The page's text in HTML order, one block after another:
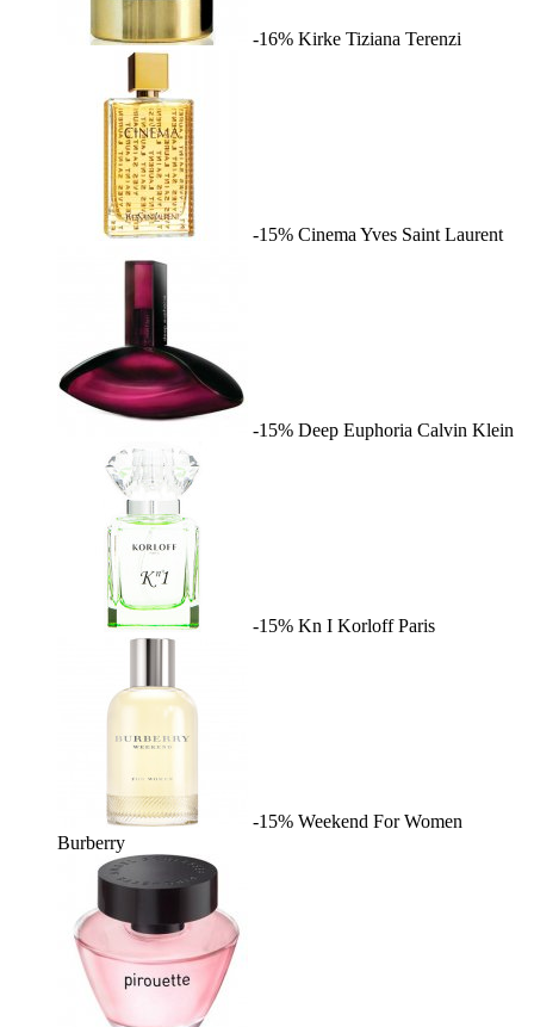
-16% Kirke Tiziana Terenzi
-15% Cinema Yves Saint Laurent
-15% Deep Euphoria Calvin Klein
-15% Kn I Korloff Paris
-15% Weekend For Women
Burberry